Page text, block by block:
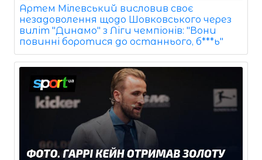
Артем Мілевський висловив своє
незадоволення щодо Шовковського через
виліт "Динамо" з Ліги чемпіонів: "Вони
повинні боротися до останнього, б***ь"